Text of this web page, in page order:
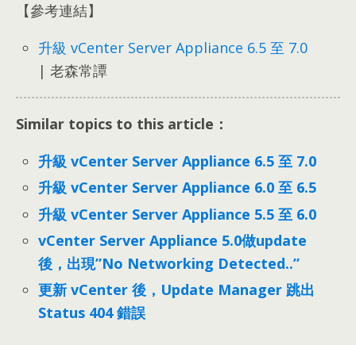
【參考連結】
升級 vCenter Server Appliance 6.5 至 7.0
| 老森常譚
Similar topics to this article：
升級 vCenter Server Appliance 6.5 至 7.0
升級 vCenter Server Appliance 6.0 至 6.5
升級 vCenter Server Appliance 5.5 至 6.0
vCenter Server Appliance 5.0做update
後，出現”No Networking Detected..”
更新 vCenter 後，Update Manager 跳出
Status 404 錯誤